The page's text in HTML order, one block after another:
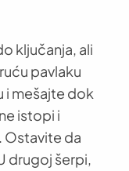
ključanja, ali
pavlaku
mešajte dok
istopi i
Ostavite da
drugoj šerpi,